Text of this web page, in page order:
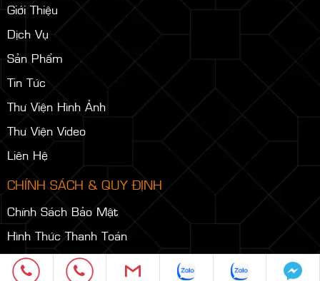
Giới Thiệu
Dịch Vụ
Sản Phẩm
Tin Tức
Thư Viện Hình Ảnh
Thư Viện Video
Liên Hệ
CHÍNH SÁCH & QUY ĐỊNH
Chính Sách Bảo Mật
Hình Thức Thanh Toán
Chính Sách Vận Chuyển